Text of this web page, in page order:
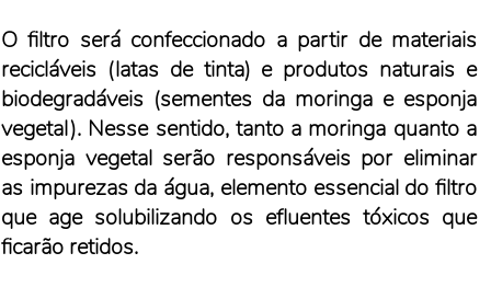
O filtro será confeccionado a partir de materiais
recicláveis (latas de tinta) e produtos naturais e
biodegradáveis (sementes da moringa e esponja
vegetal). Nesse sentido, tanto a moringa quanto a
esponja vegetal serão responsáveis por eliminar
as impurezas da água, elemento essencial do filtro
que age solubilizando os efluentes tóxicos que
ficarão retidos.